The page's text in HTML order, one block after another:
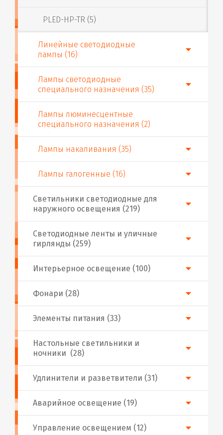
Фонари (28)
Аварийное освещение (19)
Настольные светильники и
ночники (28)
Интерьерное освещение (100)
PLED-HP-TR (5)
Линейные светодиодные
лампы (16)
Лампы светодиодные
специального назначения (35)
Лампы люминесцентные
специального назначения (2)
Лампы накаливания (35)
Лампы галогенные (16)
Светодиодные ленты и уличные
гирлянды (259)
Светильники светодиодные для
наружного освещения (219)
Удлинители и разветвители (31)
Управление освещением (12)
Элементы питания (33)